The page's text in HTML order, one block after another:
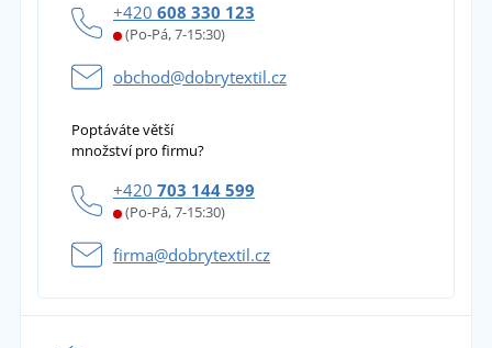
+420 608 330 123
(Po-Pá, 7-15:30)
obchod@dobrytextil.cz
Poptáváte větší
množství pro firmu?
+420 703 144 599
(Po-Pá, 7-15:30)
firma@dobrytextil.cz